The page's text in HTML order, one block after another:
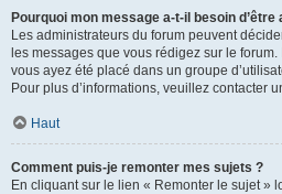
Pourquoi mon message a-t-il besoin d’être
Les administrateurs du forum peuvent
les messages que vous rédigez sur le
vous ayez été placé dans un groupe
Pour plus d’informations, veuillez contacter
Haut
Comment puis-je remonter mes sujets ?
En cliquant sur le lien « Remonter le sujet »